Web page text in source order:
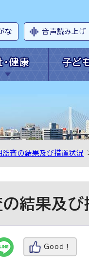
な 音声読み上げ
・健康 子ど
監査の結果及び措置状況
結果及び
Good！